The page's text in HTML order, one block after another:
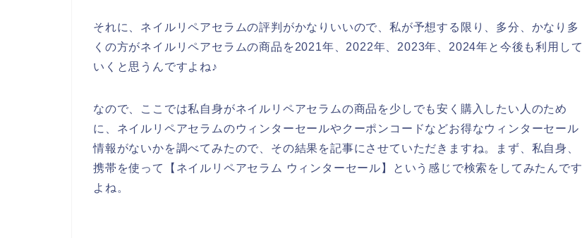
それに、ネイルリペアセラムの評判がかなりいいので、私が予想する限り、多分、かなり多
くの方がネイルリペアセラムの商品を2021年、2022年、2023年、2024年と今後も利用して
いくと思うんですよね♪
なので、ここでは私自身がネイルリペアセラムの商品を少しでも安く購入したい人のため
に、ネイルリペアセラムのウィンターセールやクーポンコードなどお得なウィンターセール
情報がないかを調べてみたので、その結果を記事にさせていただきますね。まず、私自身、
携帯を使って【ネイルリペアセラム ウィンターセール】という感じで検索をしてみたんです
よね。